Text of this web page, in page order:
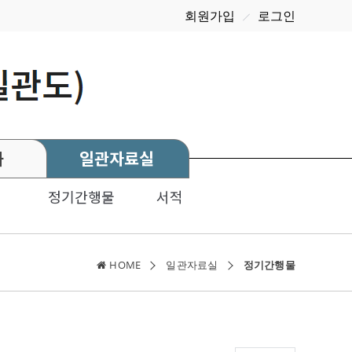
회원가입 로그인
일관자료실
정기간행물 서적
HOME 일관자료실 정기간행물